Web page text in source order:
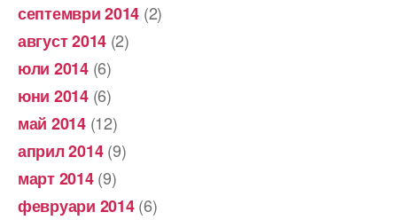
септември 2014 (2)
август 2014 (2)
юли 2014(6)
юни 2014(6)
май 2014(12)
април 2014(9)
март 2014(9)
февруари 2014(6)